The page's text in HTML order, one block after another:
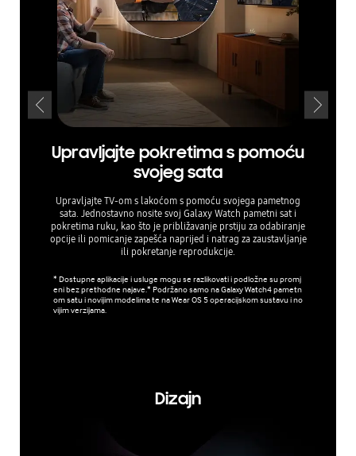
Upravljajte pokretima s pomoću
svojeg sata
Upravljajte TV-om s lakoćom s pomoću svojega pametnog
sata. Jednostavno nosite svoj Galaxy Watch pametni sat i
pokretima ruku, kao što je približavanje prstiju za odabiranje
opcije ili pomicanje zapešća naprijed i natrag za zaustavljanje
ili pokretanje reprodukcije.
* Dostupne aplikacije i usluge mogu se razlikovati i podložne su promj
eni bez prethodne najave.* Podržano samo na Galaxy Watch4 pametn
om satu i novijim modelima te na Wear OS 5 operacijskom sustavu i no
vijim verzijama.
Dizajn